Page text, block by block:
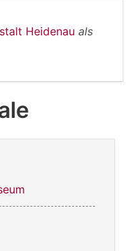
Heidenau als